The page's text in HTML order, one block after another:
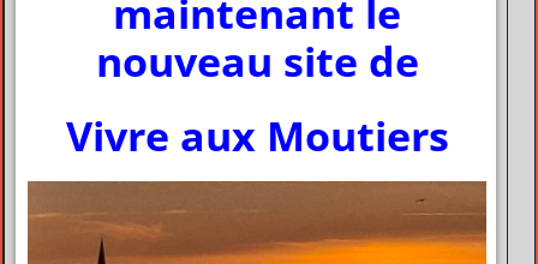
maintenant le
nouveau site de
Vivre aux Moutiers